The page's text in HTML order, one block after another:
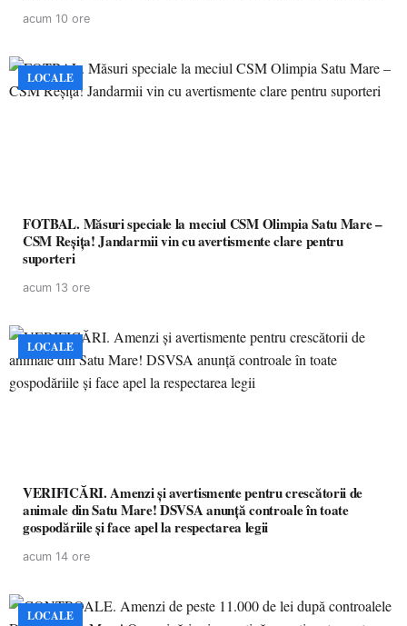
acum 10 ore
LOCALE
FOTBAL. Măsuri speciale la meciul CSM Olimpia Satu Mare –
CSM Reșița! Jandarmii vin cu avertismente clare pentru
suporteri
acum 13 ore
LOCALE
VERIFICĂRI. Amenzi și avertismente pentru crescătorii de
animale din Satu Mare! DSVSA anunță controale în toate
gospodăriile și face apel la respectarea legii
acum 14 ore
LOCALE